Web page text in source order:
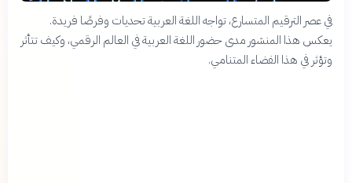
في عصر الترقيم المتسارع، تواجه اللغة العربية تحديات وفرصًا فريدة.
يعكس هذا المنشور مدى حضور اللغة العربية في العالم الرقمي، وكيف تتأثر
وتؤثر في هذا الفضاء المتنامي.